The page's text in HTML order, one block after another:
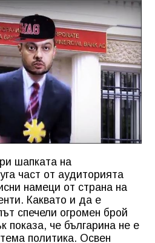
шапката на
част от аудиторията
намеци от страна на
Каквато и да е
спечели огромен брой
показа, че българина не е
политика. Освен